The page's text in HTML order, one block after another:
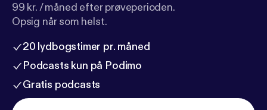
99 kr. / måned efter prøveperioden.
Opsig når som helst.
20 lydbogstimer pr. måned
Podcasts kun på Podimo
Gratis podcasts